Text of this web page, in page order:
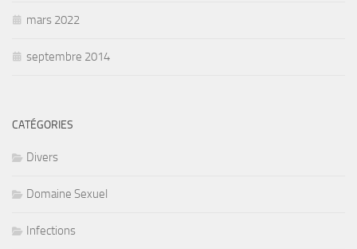
mars 2022
septembre 2014
CATÉGORIES
Divers
Domaine Sexuel
Infections